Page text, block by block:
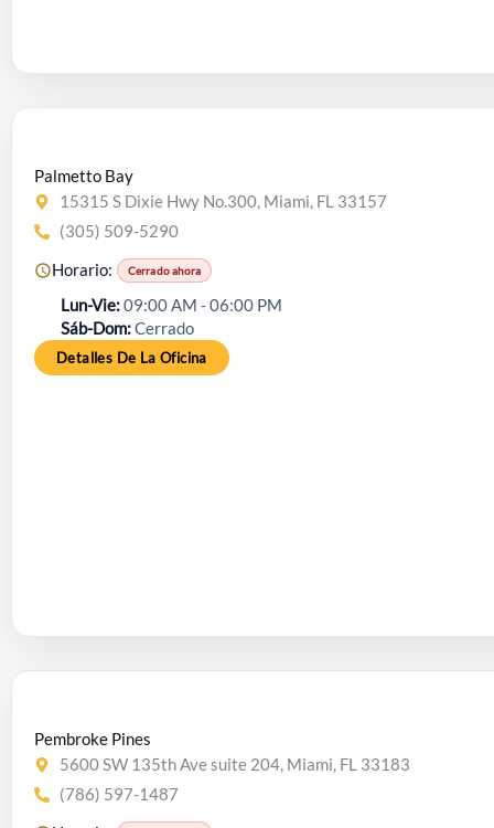
Palmetto Bay
15315 S Dixie Hwy No.300, Miami, FL 33157
(305) 509-5290
Horario: Cerrado ahora
Lun-Vie 09:00 AM - 06:00 PM
Sáb-Dom Cerrado
Detalles De La Oficina
Pembroke Pines
5600 SW 135th Ave suite 204, Miami, FL 33183
(786) 597-1487